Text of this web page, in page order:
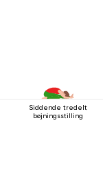
Siddende tredelt
bøjningsstilling